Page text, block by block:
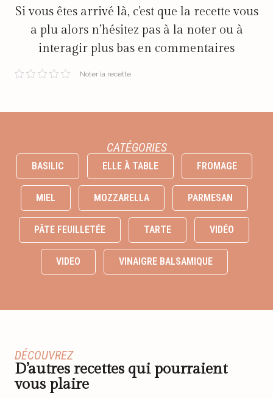
Si vous êtes arrivé là, c’est que la recette vous
a plu alors n’hésitez pas à la noter ou à
interagir plus bas en commentaires
Noter la recette
CATÉGORIES
BASILIC ELLE À TABLE FROMAGE
MIEL MOZZARELLA PARMESAN
PÂTE FEUILLETÉE TARTE VIDÉO
VIDEO VINAIGRE BALSAMIQUE
DÉCOUVREZ
D’autres recettes qui pourraient
vous plaire